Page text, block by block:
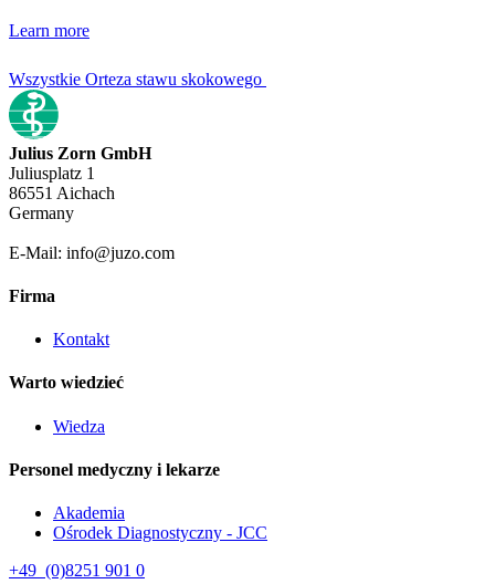
Learn more
Wszystkie Orteza stawu skokowego
Julius Zorn GmbH
Juliusplatz 1
86551 Aichach
Germany
E-Mail: info@juzo.com
Firma
Kontakt
Warto wiedzieć
Wiedza
Personel medyczny i lekarze
Akademia
Ośrodek Diagnostyczny - JCC
+49 (0)8251 901 0